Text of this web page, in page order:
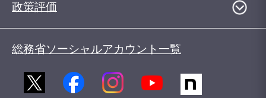
政策評価
総務省ソーシャルアカウント一覧